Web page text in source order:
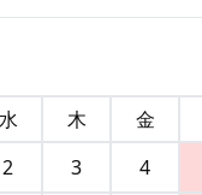
水 木 金
2 3 4